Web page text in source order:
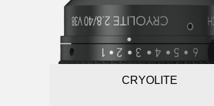
CRYOLITE